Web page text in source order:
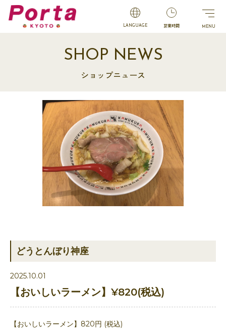
LANGUAGE 営業時間
SHOP NEWS
ショップニュース
どうとんぼり神座
2025.10.01
【おいしいラーメン】¥820(税込)
【おいしいラーメン】820円 (税込)